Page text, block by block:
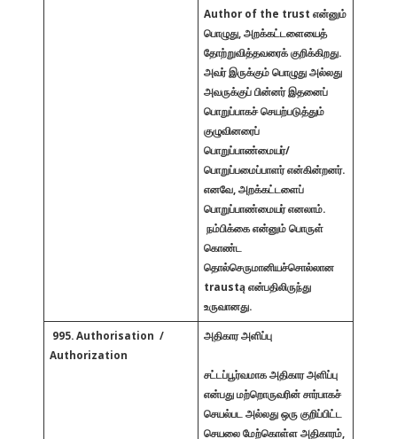
Author of the trust என்னும்
பொழுது, அறக்கட்டளையைத்
தோற்றுவித்தவரைக் குறிக்கிறது.
அவர் இருக்கும் பொழுது அல்லது
அவருக்குப் பின்னர் இதனைப்
பொறுப்பாகச் செயற்படுத்தும்
குழுவினரைப்
பொறுப்பாண்மையர்/
பொறுப்பமைப்பாளர் என்கின்றனர்.
எனவே, அறக்கட்டளைப்
பொறுப்பாண்மையர் எனலாம்.
நம்பிக்கை என்னும் பொருள்
கொண்ட
தொல்செருமானியச்சொல்லான
traustą என்பதிலிருந்து
உருவானது.
995. Authorisation /
Authorization
அதிகார அளிப்பு
சட்டப்பூர்வமாக அதிகார அளிப்பு
என்பது மற்றொருவரின் சார்பாகச்
செயல்பட அல்லது ஒரு குறிப்பிட்ட
செயலை மேற்கொள்ள அதிகாரம்,